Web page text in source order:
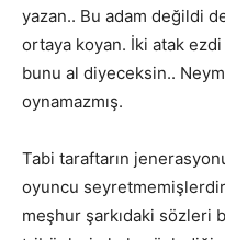
yazan.. Bu adam değildi
ortaya koyan. İki atak ezdi
bunu al diyeceksin..
oynamazmış.
Tabi taraftarın
oyuncu
meşhur şarkıdaki sözleri